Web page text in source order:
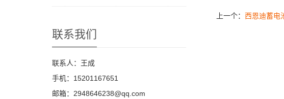
上一个：西恩迪蓄电
联系我们
联系人：王成
手机：15201167651
邮箱：2948646238@qq.com